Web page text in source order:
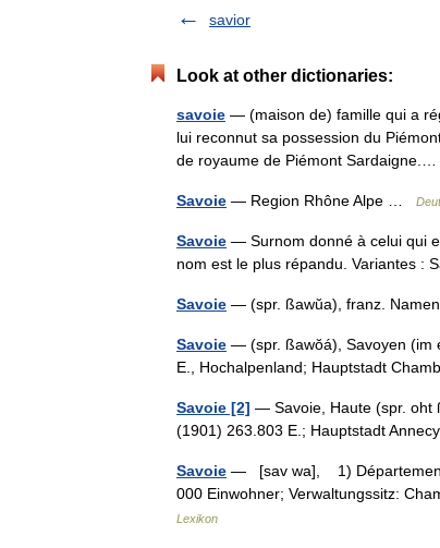
savior
Look at other dictionaries:
savoie — (maison de) famille qui a
lui reconnut sa possession du
de royaume de Piémont
Savoie — Region Rhône Alpe …
Savoie — Surnom donné à celui qui
nom est le plus répandu. Variantes :
Savoie — (spr. ßawŭa), franz.
Savoie — (spr. ßawŏá), Savoyen (im
E., Hochalpenland; Hauptstadt
Savoie [2] — Savoie, Haute (spr. oht
(1901) 263.803 E.; Hauptstadt
Savoie — [sav wa], 1) Département
000 Einwohner; Verwaltungssitz:
Lexikon